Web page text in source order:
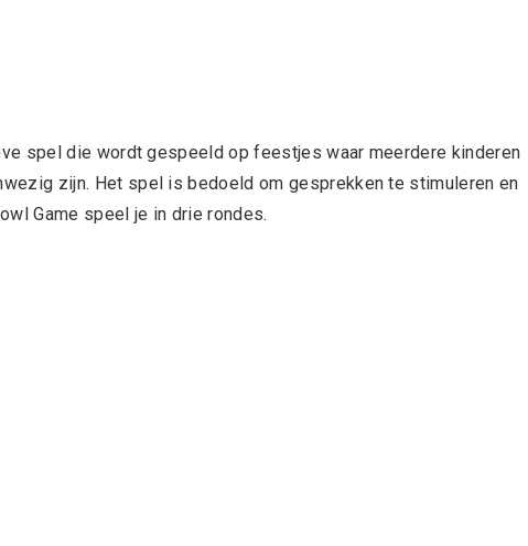
spel die wordt gespeeld op feestjes waar meerdere kinderen
zijn. Het spel is bedoeld om gesprekken te stimuleren en
Game speel je in drie rondes.